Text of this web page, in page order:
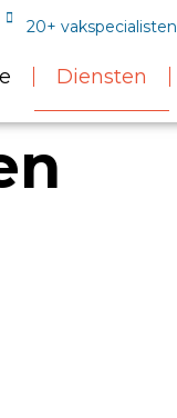
20+ vakspecialisten
Diensten